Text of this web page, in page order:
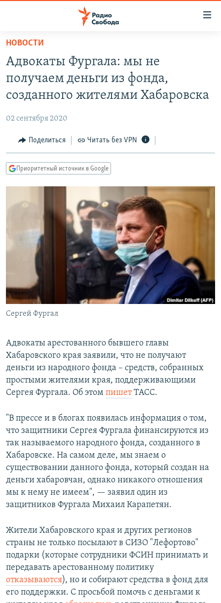
упрощенного
доступа
основному
Вернутся
Вернутся
ПОДКАСТЫ
АВТОРСКИЕ ПРОЕКТЫ
МНЕНИЯ
КУЛЬТУРА
КАВКАЗ.РЕАЛИИ
СИБИРЬ.РЕАЛИИ
РАСПИСАНИЕ ВЕЩАНИЯ
ПОДПИШИТЕСЬ НА РАССЫЛКУ
СОЦИАЛЬНЫЕ СЕТИ
Все сайты РСЕ/РС
НОВОСТИ
Адвокаты Фургала: мы не
получаем деньги из фонда,
созданного жителями Хабаровска
02 сентября 2020
Поделиться Читать без VPN
Приоритетный источник в Google
Сергей Фургал
Адвокаты арестованного бывшего главы
Хабаровского края заявили, что не получают
деньги из народного фонда – средств, собранных
простыми жителями края, поддерживающими
Сергея Фургала. Об этом пишетТАСС.
"В прессе и в блогах появилась информация о том,
что защитники Сергея Фургала финансируются из
так называемого народного фонда, созданного в
Хабаровске. На самом деле, мы знаем о
существовании данного фонда, который создан на
деньги хабаровчан, однако никакого отношения
мы к нему не имеем", — заявил один из
защитников Фургала Михаил Карапетян.
Жители Хабаровского края и других регионов
страны не только посылают в СИЗО "Лефортово"
подарки (которые сотрудники ФСИН принимать и
передавать арестованному политику
отказываются), но и собирают средства в фонд для
его поддержки. С просьбой помочь с деньгами к